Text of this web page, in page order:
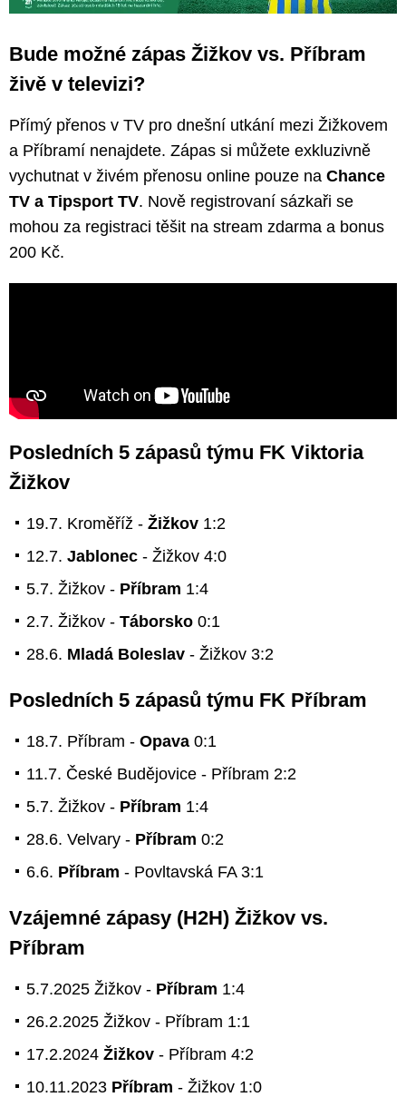
Bude možné zápas Žižkov vs. Příbram
živě v televizi?
Přímý přenos v TV pro dnešní utkání mezi Žižkovem
a Příbramí nenajdete. Zápas si můžete exkluzivně
vychutnat v živém přenosu online pouze na Chance
TV a Tipsport TV. Nově registrovaní sázkaři se
mohou za registraci těšit na stream zdarma a bonus
200 Kč.
Posledních 5 zápasů týmu FK Viktoria
Žižkov
19.7. Kroměříž - Žižkov 1:2
12.7. Jablonec - Žižkov 4:0
5.7. Žižkov - Příbram 1:4
2.7. Žižkov - Táborsko 0:1
28.6. Mladá Boleslav - Žižkov 3:2
Posledních 5 zápasů týmu FK Příbram
18.7. Příbram - Opava 0:1
11.7. České Budějovice - Příbram 2:2
5.7. Žižkov - Příbram 1:4
28.6. Velvary - Příbram 0:2
6.6. Příbram - Povltavská FA 3:1
Vzájemné zápasy (H2H) Žižkov vs.
Příbram
5.7.2025 Žižkov - Příbram 1:4
26.2.2025 Žižkov - Příbram 1:1
17.2.2024 Žižkov - Příbram 4:2
10.11.2023 Příbram - Žižkov 1:0